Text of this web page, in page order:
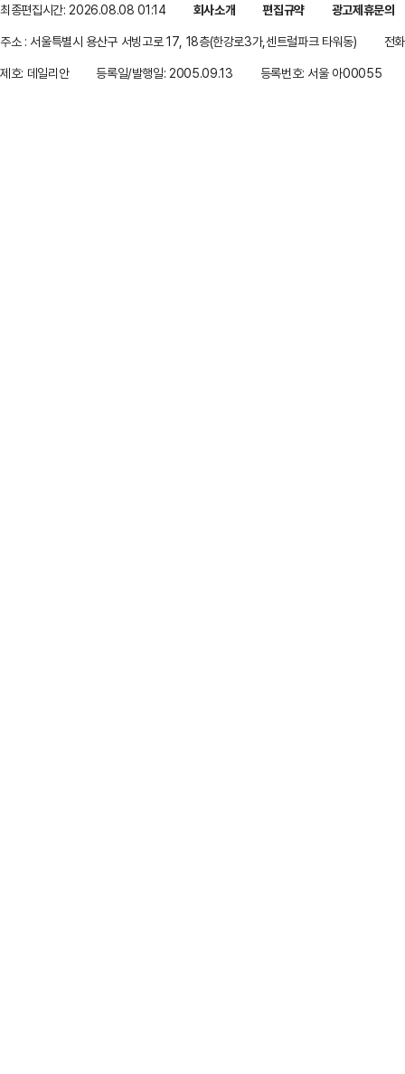
최종편집시간: 2026.08.08 01:14 회사소개 편집규약
광고제휴문의
주소 : 서울특별시 용산구 서빙고로 17, 18층(한강로3가,센트럴파크 타워동)
전
제호: 데일리안
등록일/발행일: 2005.09.13 등록번호: 서울 아00055